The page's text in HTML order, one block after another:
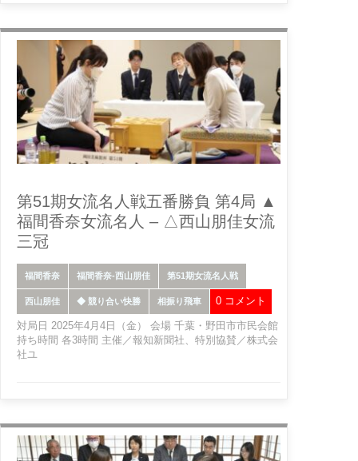
第51期女流名人戦五番勝負 第4局 ▲
福間香奈女流名人 – △西山朋佳女流
三冠
福間香奈 福間香奈-西山朋佳 第51期女流名人戦
西山朋佳 ◆ 競り合い快勝 相振り飛車 0 コメント
対局日 2025年4月4日（金） 会場 千葉・野田市市民会館
持ち時間 各3時間 主催／報知新聞社、特別協賛／株式会
社ユ